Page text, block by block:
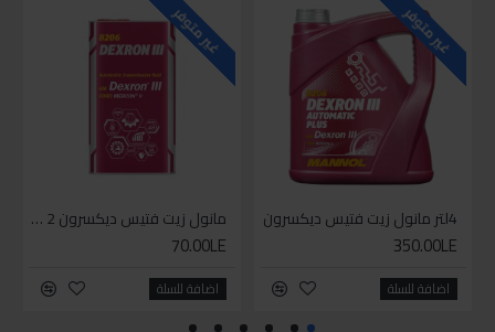
غير متوفر
4لتر مانول زيت فتيس ديكسرون
350.00LE
اضافة للسلة
غير متوفر
مانول زيت فتيس ديكسرون 2 لتر واحد
70.00LE
اضافة للسلة